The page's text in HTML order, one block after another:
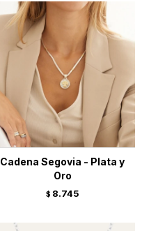
Cadena Segovia - Plata y
Oro
$ 8.745